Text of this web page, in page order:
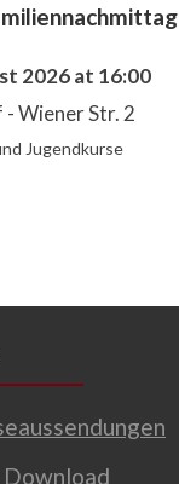
2026 at 16:00
Wiener Str. 2
Jugendkurse
Download